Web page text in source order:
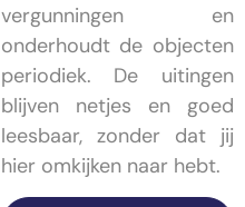
vergunningen en
onderhoudt de objecten
periodiek. De uitingen
blijven netjes en goed
leesbaar, zonder dat jij
hier omkijken naar hebt.